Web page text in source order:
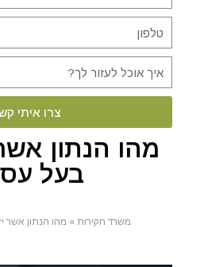
מהו הנתון
בעל
משרד חקירות » מהו הנתון אשר
צרו איתי